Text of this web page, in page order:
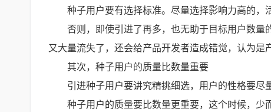
种子用户要有选择标准。尽量选择影响力高的，
否则，即使引进了再多，也无助于目标用户数量
又大量流失了，还会给产品开发者造成错觉，认为是
其次，种子用户的质量比数量重要
引进种子用户要讲究精挑细选，用户的性格要尽
种子用户的质量要比数量更重要，这个时候，